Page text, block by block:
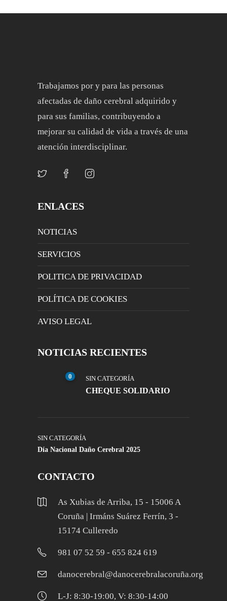
Trabajamos por y para las personas
afectadas de daño cerebral adquirido y
para sus familias, contribuyendo a
mejorar su calidad de vida a través de una
atención interdisciplinar.
ENLACES
NOTICIAS
SERVICIOS
POLITICA DE PRIVACIDAD
POLÍTICA DE COOKIES
AVISO LEGAL
NOTICIAS RECIENTES
0 SIN CATEGORÍA
CHEQUE SOLIDARIO
SIN CATEGORÍA
Día Nacional Daño Cerebral 2025
CONTACTO
As Xubias de Arriba, 15 - 15006 A
Coruña | Irmáns Suárez Ferrín, 3 -
15174 Culleredo
981 07 52 59 - 655 824 619
danocerebral@danocerebralacoruña.org
L-J: 8:30-19:00, V: 8:30-14:00